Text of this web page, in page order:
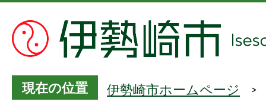
現在の位置 伊勢崎市ホームページ